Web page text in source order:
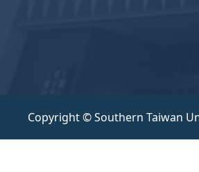
Copyright © Southern Taiwan